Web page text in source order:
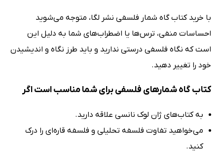
با خرید کتاب گاه شمار فلسفی نشر لگا، متوجه می‌شوید
احساسات منفی، ترس‌ها یا اضطراب‌های شما به دلیل این
است که نگاه فلسفی درستی ندارید و باید طرز نگاه و اندیشیدن
خود را تغییر دهید.
کتاب گاه شمارهای فلسفی برای شما مناسب است اگر
به کتاب‌های ژان لوک نانسی علاقه دارید.
می‌خواهید تفاوت فلسفه تحلیلی و فلسفه قاره‌ای را درک
کنید.